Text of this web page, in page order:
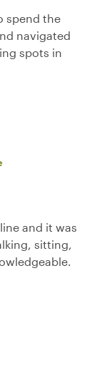
spend the
navigated
spots in
and it was
sitting,